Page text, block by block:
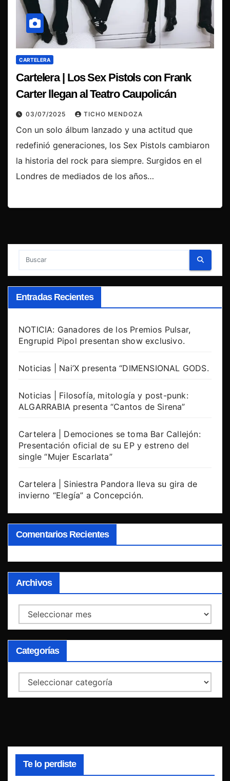
CARTELERA
Cartelera | Los Sex Pistols con Frank
Carter llegan al Teatro Caupolicán
03/07/2025 TICHO MENDOZA
Con un solo álbum lanzado y una actitud que
redefinió generaciones, los Sex Pistols cambiaron
la historia del rock para siempre. Surgidos en el
Londres de mediados de los años…
Entradas Recientes
NOTICIA: Ganadores de los Premios Pulsar,
Engrupid Pipol presentan show exclusivo.
Noticias | Nai’X presenta “DIMENSIONAL GODS.
Noticias | Filosofía, mitología y post-punk:
ALGARRABIA presenta “Cantos de Sirena”
Cartelera | Demociones se toma Bar Callejón:
Presentación oficial de su EP y estreno del
single “Mujer Escarlata”
Cartelera | Siniestra Pandora lleva su gira de
invierno “Elegía” a Concepción.
Comentarios Recientes
Archivos
Archivos
Categorías
Categorías
Te lo perdiste